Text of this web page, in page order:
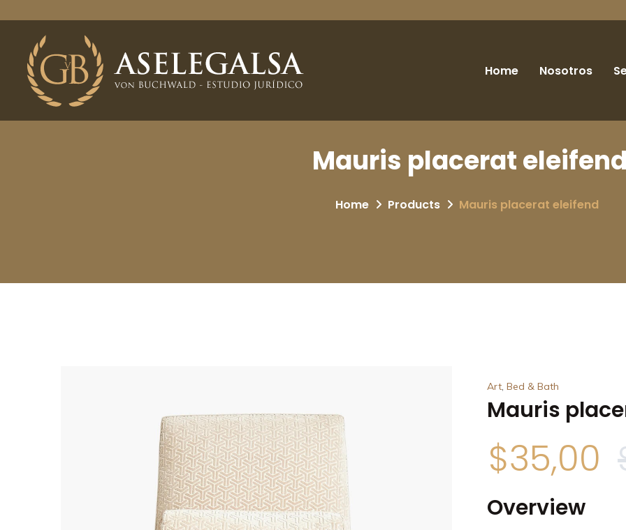
Home Nosotros
Mauris placerat
Home Products Mauris placerat eleifend
Art, Bed & Bath
Mauris
$35,00
Overview